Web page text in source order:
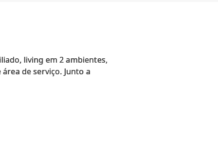
living em 2 ambientes,
de serviço. Junto a